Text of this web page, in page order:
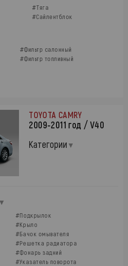
#Тяга
#Сайлентблок
#Фильтр салонный
#Фильтр топливный
TOYOTA CAMRY
2009-2011 год / V40
Категории
#Подкрылок
#Крыло
#Бачок омывателя
#Решетка радиатора
#Фонарь задний
#Указатель поворота